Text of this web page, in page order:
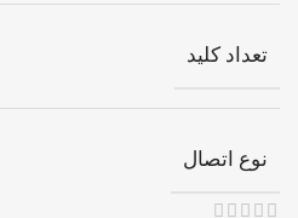
تعداد کلید
نوع اتصال